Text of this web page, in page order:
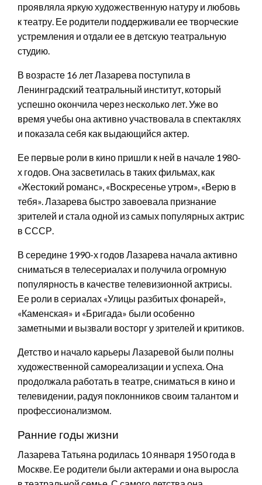
проявляла яркую художественную натуру и любовь
к театру. Ее родители поддерживали ее творческие
устремления и отдали ее в детскую театральную
студию.
В возрасте 16 лет Лазарева поступила в
Ленинградский театральный институт, который
успешно окончила через несколько лет. Уже во
время учебы она активно участвовала в спектаклях
и показала себя как выдающийся актер.
Ее первые роли в кино пришли к ней в начале 1980-
х годов. Она засветилась в таких фильмах, как
«Жестокий романс», «Воскресенье утром», «Верю в
тебя». Лазарева быстро завоевала признание
зрителей и стала одной из самых популярных актрис
в СССР.
В середине 1990-х годов Лазарева начала активно
сниматься в телесериалах и получила огромную
популярность в качестве телевизионной актрисы.
Ее роли в сериалах «Улицы разбитых фонарей»,
«Каменская» и «Бригада» были особенно
заметными и вызвали восторг у зрителей и критиков.
Детство и начало карьеры Лазаревой были полны
художественной самореализации и успеха. Она
продолжала работать в театре, сниматься в кино и
телевидении, радуя поклонников своим талантом и
профессионализмом.
Ранние годы жизни
Лазарева Татьяна родилась 10 января 1950 года в
Москве. Ее родители были актерами и она выросла